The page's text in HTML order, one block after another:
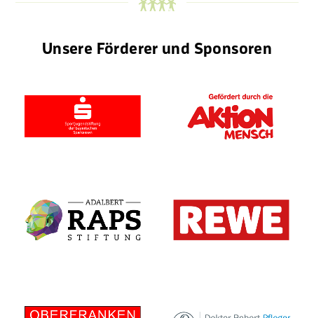
Unsere Förderer und Sponsoren